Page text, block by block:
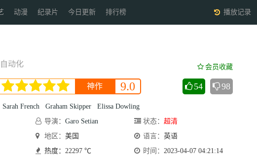
动漫 纪录片 今日更新 排行榜 播放记录
自动化 会员收藏
神作 9.0 54 98
Sarah French Graham Skipper
Elissa Dowling
导演： Garo Setian 状态： 超清
地区： 美国 语言： 英语
热度：22297 ℃ 时间： 2023-04-07 04:21:14